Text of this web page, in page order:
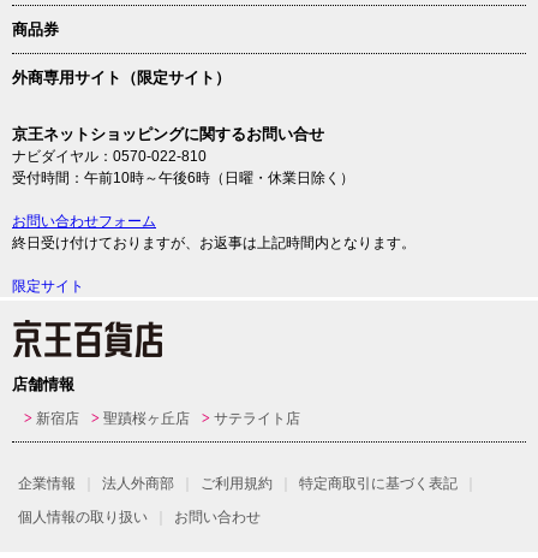
商品券
外商専用サイト（限定サイト）
京王ネットショッピングに関するお問い合せ
ナビダイヤル：0570-022-810
受付時間：午前10時～午後6時（日曜・休業日除く）
お問い合わせフォーム
終日受け付けておりますが、お返事は上記時間内となります。
限定サイト
店舗情報
新宿店 聖蹟桜ヶ丘店 サテライト店
企業情報 法人外商部 ご利用規約
特定商取引に基づく表記
個人情報の取り扱い
お問い合わせ